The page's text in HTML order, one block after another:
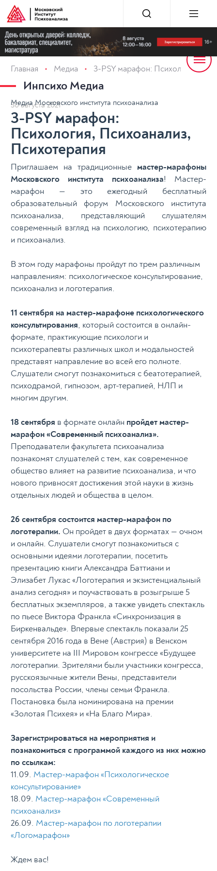
Главная Медиа 3-PSY марафон: Психология,
Инпсихо Медиа
Медиа Московского института психоанализа
30 августа 2021
3-PSY марафон:
Психология, Психоанализ,
Психотерапия
Приглашаем на традиционные мастер-марафоны
Московского института психоанализа! Мастер-
марафон — это ежегодный бесплатный
образовательный форум Московского института
психоанализа, представляющий слушателям
современный взгляд на психологию, психотерапию
и психоанализ.
В этом году марафоны пройдут по трем различным
направлениям: психологическое консультирование,
психоанализ и логотерапия.
11 сентября на мастер-марафоне психологического
консультирования, который состоится в онлайн-
формате, практикующие психологи и
психотерапевты различных школ и модальностей
представят направление во всей его полноте.
Слушатели смогут познакомиться с беатотерапией,
психодрамой, гипнозом, арт-терапией, НЛП и
многим другим.
18 сентября в формате онлайн пройдет мастер-
марафон «Современный психоанализ».
Преподаватели факультета психоанализа
познакомят слушателей с тем, как современное
общество влияет на развитие психоанализа, и что
нового привносят достижения этой науки в жизнь
отдельных людей и общества в целом.
26 сентября состоится мастер-марафон по
логотерапии. Он пройдет в двух форматах — очном
и онлайн. Слушатели смогут познакомиться с
основными идеями логотерапии, посетить
презентацию книги Александра Баттиани и
Элизабет Лукас «Логотерапия и экзистенциальный
анализ сегодня» и поучаствовать в розыгрыше 5
бесплатных экземпляров, а также увидеть спектакль
по пьесе Виктора Франкла «Синхронизация в
Биркенвальде». Впервые спектакль показали 25
сентября 2016 года в Вене (Австрия) в Венском
университете на III Мировом конгрессе «Будущее
логотерапии. Зрителями были участники конгресса,
русскоязычные жители Вены, представители
посольства России, члены семьи Франкла.
Постановка была номинирована на премии
«Золотая Психея» и «На Благо Мира».
Зарегистрироваться на мероприятия и
познакомиться с программой каждого из них можно
по ссылкам:
11.09. Мастер-марафон «Психологическое
консультирование»
18.09. Мастер-марафон «Современный
психоанализ»
26.09. Мастер-марафон по логотерапии
«Логомарафон»
Ждем вас!